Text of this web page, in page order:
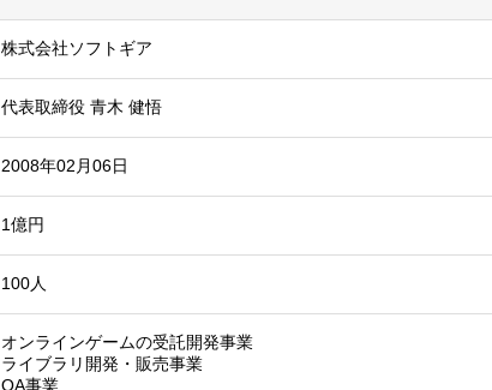
株式会社ソフトギア
代表取締役 ⻘⽊ 健悟
2008年02月06日
1億円
100人
オンラインゲームの受託開発事業
ライブラリ開発・販売事業
QA事業